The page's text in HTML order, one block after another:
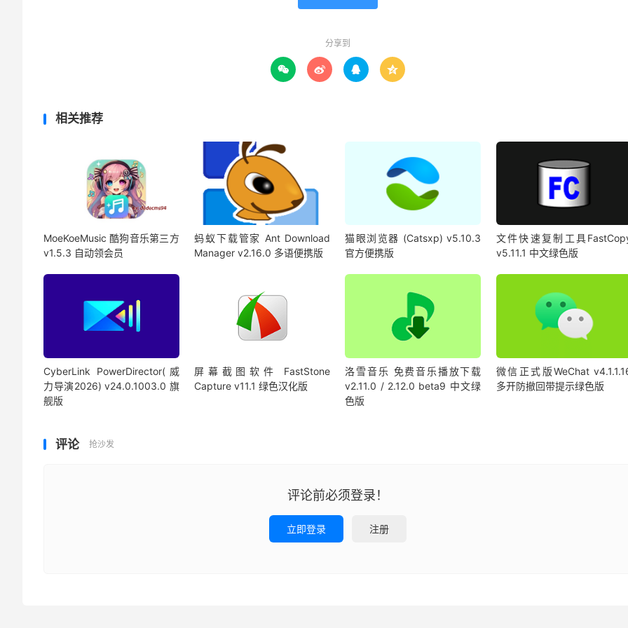
分享到
   
相关推荐
MoeKoeMusic 酷狗音乐第三方
v1.5.3 自动领会员
蚂蚁下载管家 Ant Download
Manager v2.16.0 多语便携版
猫眼浏览器 (Catsxp) v5.10.3
官方便携版
文件快速复制工具
v5.11.1 中文绿色版
CyberLink PowerDirector(威
力导演2026) v24.0.1003.0 旗
舰版
屏幕截图软件 FastStone
Capture v11.1 绿色汉化版
洛雪音乐 免费音乐播放下载
v2.11.0 / 2.12.0 beta9 中文绿
色版
微信正式版WeChat
多开防撤回带提示绿色版
评论 抢沙发
评论前必须登录！
立即登录 注册